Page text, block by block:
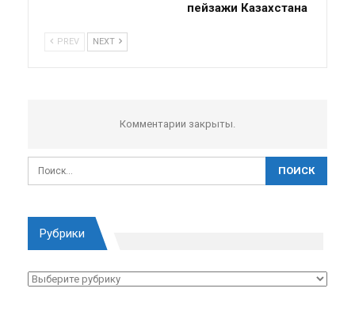
пейзажи Казахстана
PREV NEXT
Комментарии закрыты.
Рубрики
Рубрики